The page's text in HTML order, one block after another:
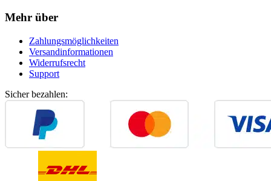
Mehr über
Zahlungsmöglichkeiten
Versandinformationen
Widerrufsrecht
Support
Sicher bezahlen: